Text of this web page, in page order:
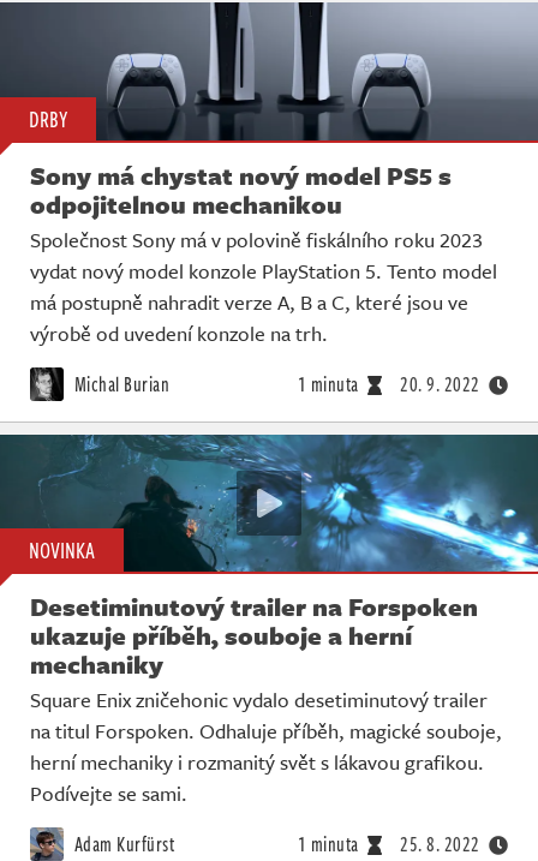
DRBY
Sony má chystat nový model PS5 s
odpojitelnou mechanikou
Společnost Sony má v polovině fiskálního roku 2023
vydat nový model konzole PlayStation 5. Tento model
má postupně nahradit verze A, B a C, které jsou ve
výrobě od uvedení konzole na trh.
Michal Burian 1 minuta 20. 9. 2022
NOVINKA
Desetiminutový trailer na Forspoken
ukazuje příběh, souboje a herní
mechaniky
Square Enix zničehonic vydalo desetiminutový trailer
na titul Forspoken. Odhaluje příběh, magické souboje,
herní mechaniky i rozmanitý svět s lákavou grafikou.
Podívejte se sami.
Adam Kurfürst 1 minuta 25. 8. 2022